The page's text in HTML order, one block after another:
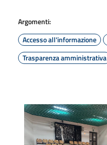
Argomenti:
Accesso all'informazione
Trasparenza amministrativa